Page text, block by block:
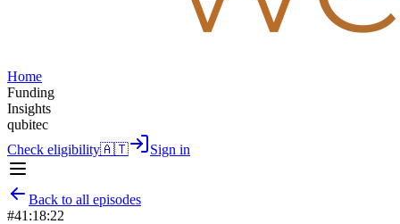
Home
Funding
Insights
qubitec
Check eligibility🇦🇹 Sign in
Back to all episodes
#41:18:22